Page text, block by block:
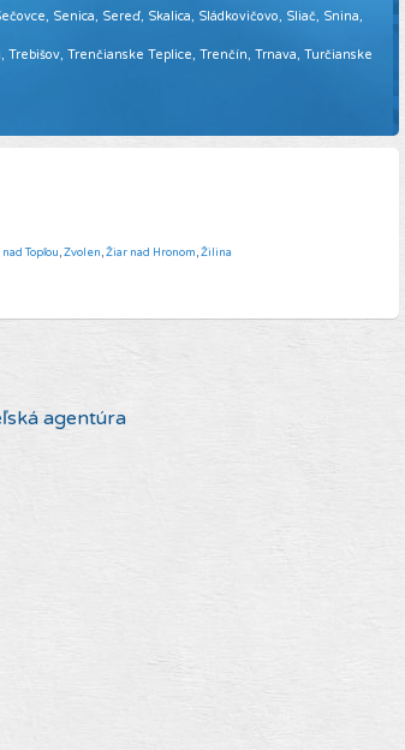
Senica, Sereď, Skalica, Sládkovičovo, Sliač, Snina,
Trebišov, Trenčianske Teplice, Trenčín, Trnava, Turčianske
Topľou,Zvolen,Žiar nad Hronom,Žilina
agentúra